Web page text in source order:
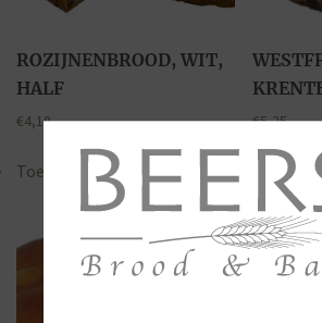
ROZIJNENBROOD, WIT,
HALF
€4,10
Toevoegen aan winkelwagen
€5,25